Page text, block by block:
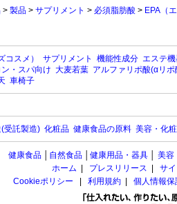
> 製品 > サプリメント > 必須脂肪酸 > EPA（
コスメ） サプリメント 機能性成分 エステ
・スパ向け 大麦若葉 アルファリポ酸(αリポ
車椅子
受託製造) 化粧品 健康食品の原料 美容・化
健康食品 自然食品 健康用品・器具 美容
ホーム
プレスリリース
サ
Cookieポリシー
利用規約 個人情報